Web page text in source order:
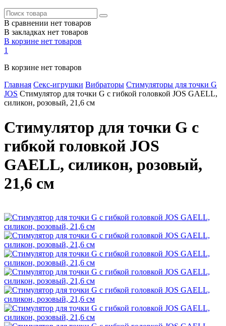
В сравнении нет товаров
В закладках нет товаров
В корзине нет товаров
1
В корзине нет товаров
Главная Секс-игрушки Вибраторы Стимуляторы для точки G
JOS Стимулятор для точки G с гибкой головкой JOS GAELL,
силикон, розовый, 21,6 см
Стимулятор для точки G с
гибкой головкой JOS
GAELL, силикон, розовый,
21,6 см